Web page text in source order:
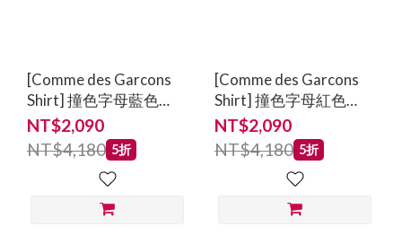
[Comme des Garcons
Shirt] 撞色字母藍色
LOGO白色短袖TEE
NT$2,090
NT$4,180 5折
[Comme des Garcons
Shirt] 撞色字母紅色
LOGO白色短袖TEE
NT$2,090
NT$4,180 5折